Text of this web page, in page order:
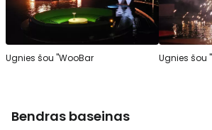
Ugnies šou "WooBar Ugnies šou
Bendras baseinas